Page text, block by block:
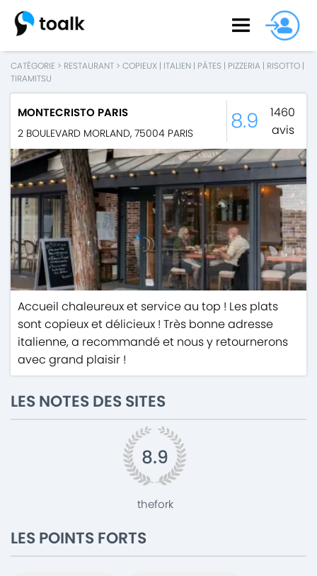
CATÉGORIE > RESTAURANT > COPIEUX | ITALIEN | PÂTES | PIZZERIA | RISOTTO |
TIRAMITSU
MONTECRISTO PARIS
2 BOULEVARD MORLAND, 75004 PARIS 8.9
1460
avis
Accueil chaleureux et service au top ! Les plats
sont copieux et délicieux ! Très bonne adresse
italienne, a recommandé et nous y retournerons
avec grand plaisir !
LES NOTES DES SITES
8.9
thefork
LES POINTS FORTS